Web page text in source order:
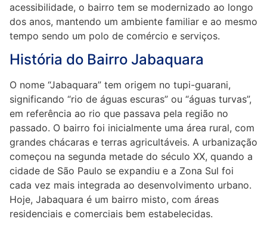
acessibilidade, o bairro tem se modernizado ao longo
dos anos, mantendo um ambiente familiar e ao mesmo
tempo sendo um polo de comércio e serviços.
História do Bairro Jabaquara
O nome “Jabaquara” tem origem no tupi-guarani,
significando “rio de águas escuras” ou “águas turvas”,
em referência ao rio que passava pela região no
passado. O bairro foi inicialmente uma área rural, com
grandes chácaras e terras agricultáveis. A urbanização
começou na segunda metade do século XX, quando a
cidade de São Paulo se expandiu e a Zona Sul foi
cada vez mais integrada ao desenvolvimento urbano.
Hoje, Jabaquara é um bairro misto, com áreas
residenciais e comerciais bem estabelecidas.